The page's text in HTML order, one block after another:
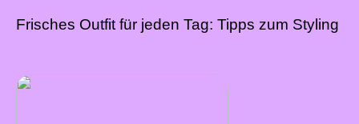
Frisches Outfit für jeden Tag: Tipps zum Styling